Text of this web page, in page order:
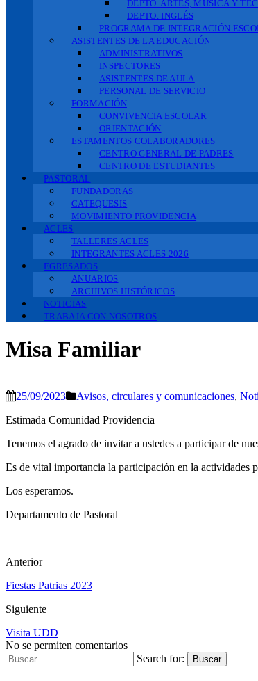
DEPTO. ARTES, MÚSICA Y
DEPTO. INGLÉS
PROGRAMA DE INTEGRACIÓN
ASISTENTES DE LA EDUCACIÓN
ADMINISTRATIVOS
INSPECTORES
ASISTENTES DE AULA
PERSONAL DE SERVICIO
FORMACIÓN
CONVIVENCIA ESCOLAR
ORIENTACIÓN
ESTAMENTOS COLABORADORES
CENTRO GENERAL DE PADRES
CENTRO DE ESTUDIANTES
PASTORAL
FUNDADORAS
CATEQUESIS
MOVIMIENTO PROVIDENCIA
ACLES
TALLERES ACLES
INTEGRANTES ACLES 2026
EGRESADOS
ANUARIOS
ARCHIVOS HISTÓRICOS
NOTICIAS
TRABAJA CON NOSOTROS
Misa Familiar
25/09/2023 Avisos, circulares y comunicaciones,
Estimada Comunidad Providencia
Tenemos el agrado de invitar a ustedes a participar de
Es de vital importancia la participación en la actividades
Los esperamos.
Departamento de Pastoral
Anterior
Fiestas Patrias 2023
Siguiente
Visita UDD
No se permiten comentarios
Search for:
Buscar